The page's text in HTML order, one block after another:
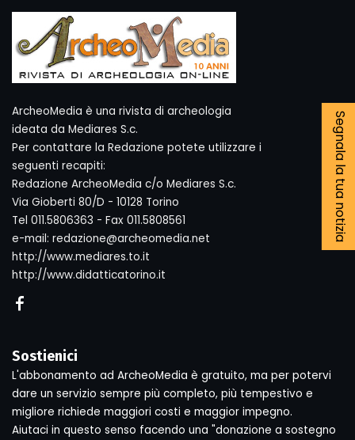
Segnala la tua notizia
ArcheoMedia è una rivista di archeologia
ideata da Mediares S.c.
Per contattare la Redazione potete utilizzare i
seguenti recapiti:
Redazione ArcheoMedia c/o Mediares S.c.
Via Gioberti 80/D - 10128 Torino
Tel 011.5806363 - Fax 011.5808561
e-mail: redazione@archeomedia.net
http://www.mediares.to.it
http://www.didatticatorino.it
Sostienici
L'abbonamento ad ArcheoMedia è gratuito, ma per potervi
dare un servizio sempre più completo, più tempestivo e
migliore richiede maggiori costi e maggior impegno.
Aiutaci in questo senso facendo una "donazione a sostegno